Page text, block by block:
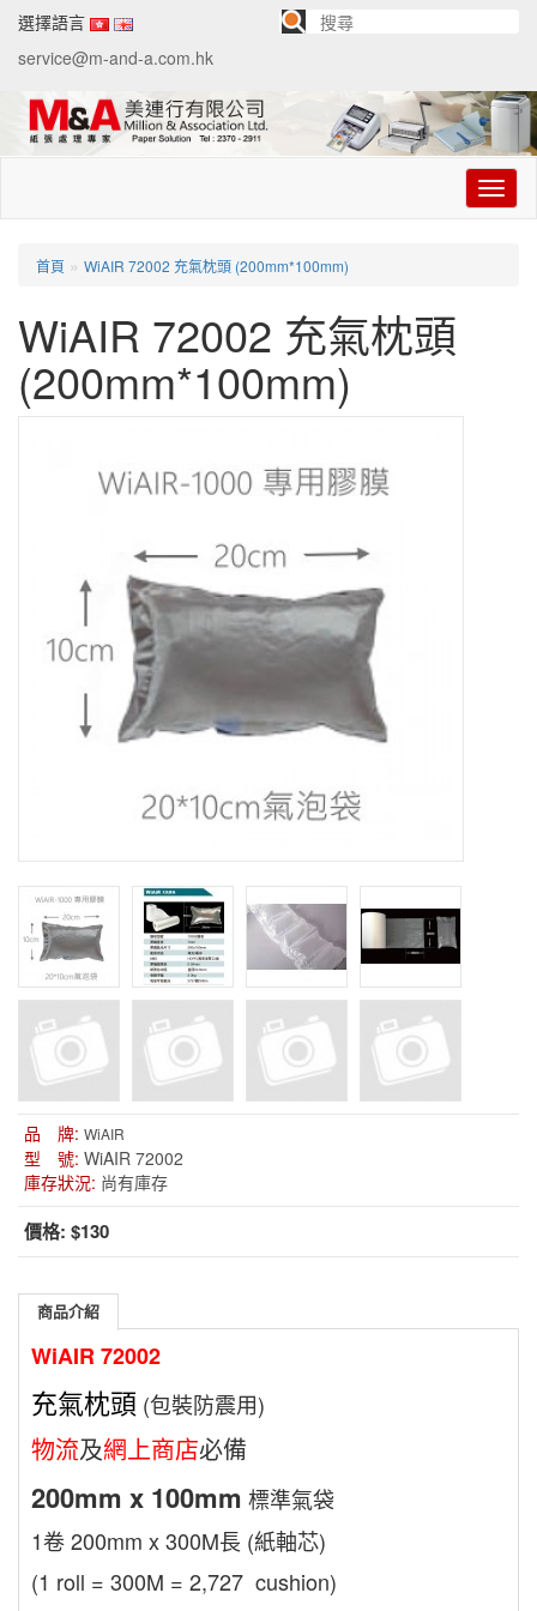
選擇語言
service@m-and-a.com.hk
切
换
首頁 » WiAIR 72002 充氣枕頭 (200mm*100mm)
WiAIR 72002 充氣枕頭
(200mm*100mm)
品 牌: WiAIR
型 號: WiAIR 72002
庫存狀況: 尚有庫存
價格: $130
商品介紹
WiAIR 72002
充氣枕頭 (包裝防震用)
物流及網上商店必備
200mm x 100mm 標準氣袋
1卷 200mm x 300M長 (紙軸芯)
(1 roll = 300M = 2,727 cushion)